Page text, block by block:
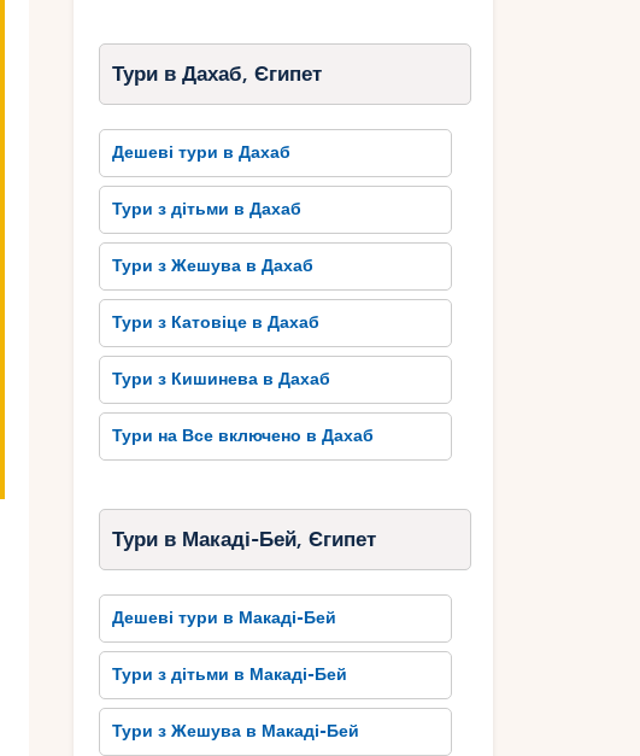
Тури в Дахаб, Єгипет
Дешеві тури в Дахаб
Тури з дітьми в Дахаб
Тури з Жешува в Дахаб
Тури з Катовіце в Дахаб
Тури з Кишинева в Дахаб
Тури на Все включено в Дахаб
Тури в Макаді-Бей, Єгипет
Дешеві тури в Макаді-Бей
Тури з дітьми в Макаді-Бей
Тури з Жешува в Макаді-Бей